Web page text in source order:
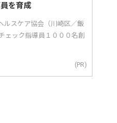
を育成
ルスケア協会（川崎区／飯
ェック指導員１０００名創
(PR)